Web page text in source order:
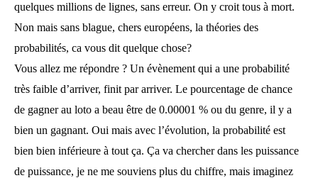
quelques millions de lignes, sans erreur. On y croit tous à mort.
Non mais sans blague, chers européens, la théories des
probabilités, ca vous dit quelque chose?
Vous allez me répondre ? Un évènement qui a une probabilité
très faible d’arriver, finit par arriver. Le pourcentage de chance
de gagner au loto a beau être de 0.00001 % ou du genre, il y a
bien un gagnant. Oui mais avec l’évolution, la probabilité est
bien bien inférieure à tout ça. Ça va chercher dans les puissance
de puissance, je ne me souviens plus du chiffre, mais imaginez